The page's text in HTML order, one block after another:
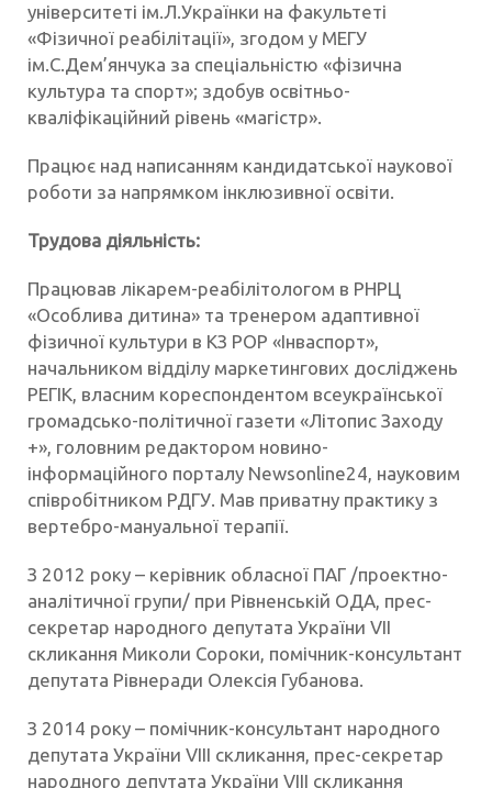
університеті ім.Л.Українки на факультеті
«Фізичної реабілітації», згодом у МЕГУ
ім.С.Дем’янчука за спеціальністю «фізична
культура та спорт»; здобув освітньо-
кваліфікаційний рівень «магістр».
Працює над написанням кандидатської наукової
роботи за напрямком інклюзивної освіти.
Трудова діяльність:
Працював лікарем-реабілітологом в РНРЦ
«Особлива дитина» та тренером адаптивної
фізичної культури в КЗ РОР «Інваспорт»,
начальником відділу маркетингових досліджень
РЕГІК, власним кореспондентом всеукраїнської
громадсько-політичної газети «Літопис Заходу
+», головним редактором новино-
інформаційного порталу Newsonline24, науковим
співробітником РДГУ. Мав приватну практику з
вертебро-мануальної терапії.
З 2012 року – керівник обласної ПАГ /проектно-
аналітичної групи/ при Рівненській ОДА, прес-
секретар народного депутата України VII
скликання Миколи Сороки, помічник-консультант
депутата Рівнеради Олексія Губанова.
З 2014 року – помічник-консультант народного
депутата України VIII скликання, прес-секретар
народного депутата України VIIІ скликання